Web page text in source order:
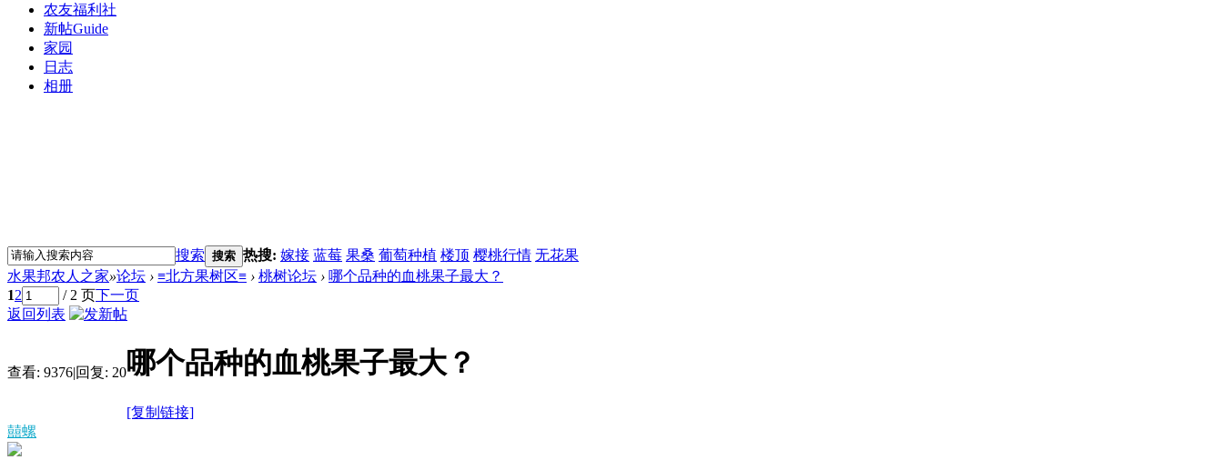
农友福利社
新帖Guide
家园
日志
相册
搜索 搜索 热搜: 嫁接 蓝莓 果桑 葡萄种植 楼顶 樱桃行情 无花果
水果邦农人之家»论坛 › ≡北方果树区≡ › 桃树论坛 › 哪个品种的血桃果子最大？
12 / 2 页下一页
返回列表
查看: 9376|回复: 20哪个品种的血桃果子最大？
[复制链接]
囍螺